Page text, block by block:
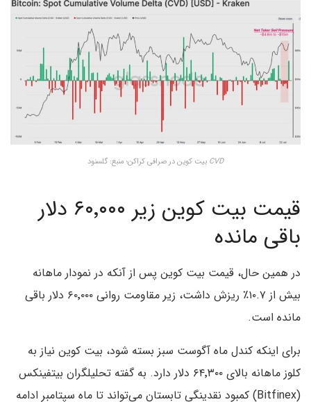
CVD بیت کوین در صرافی کراکن؛ منبع: گلسنود
قیمت بیت کوین زیر ۶۰٬۰۰۰ دلار
باقی مانده
در همین حال، قیمت بیت کوین پس از آنکه در نمودار ماهانه
بیش از ۱۰.۷٪ ریزش داشت، زیر مقاومت روانی ۶۰٬۰۰۰ دلار باقی
مانده است.
برای اینکه کندل ماه آگوست سبز بسته شود، بیت کوین نیاز به
کلوز ماهانه بالای ۶۴٬۳۰۰ دلار دارد. به گفته تحلیلگران بیتفینکس
(Bitfinex) کمبود نقدینگی تابستان می‌تواند تا ماه سپتامبر ادامه